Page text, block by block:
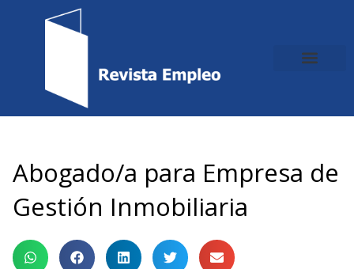
Abogado/a para Empresa de
Gestión Inmobiliaria